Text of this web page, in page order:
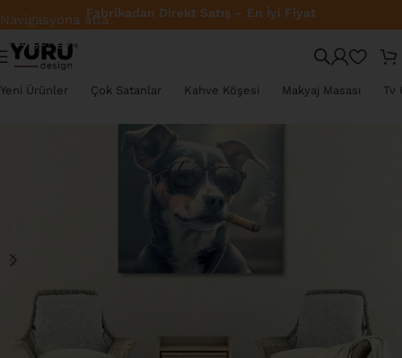
Navigasyona atla
Ana içeriğe atla
Fabrikadan Direkt Satış – En İyi Fiyat
Yeni Ürünler Çok Satanlar Kahve Köşesi Makyaj Masası Tv